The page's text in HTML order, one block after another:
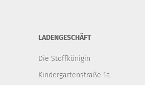
LADENGESCHÄFT
Die Stoffkönigin
Kindergartenstraße 1a